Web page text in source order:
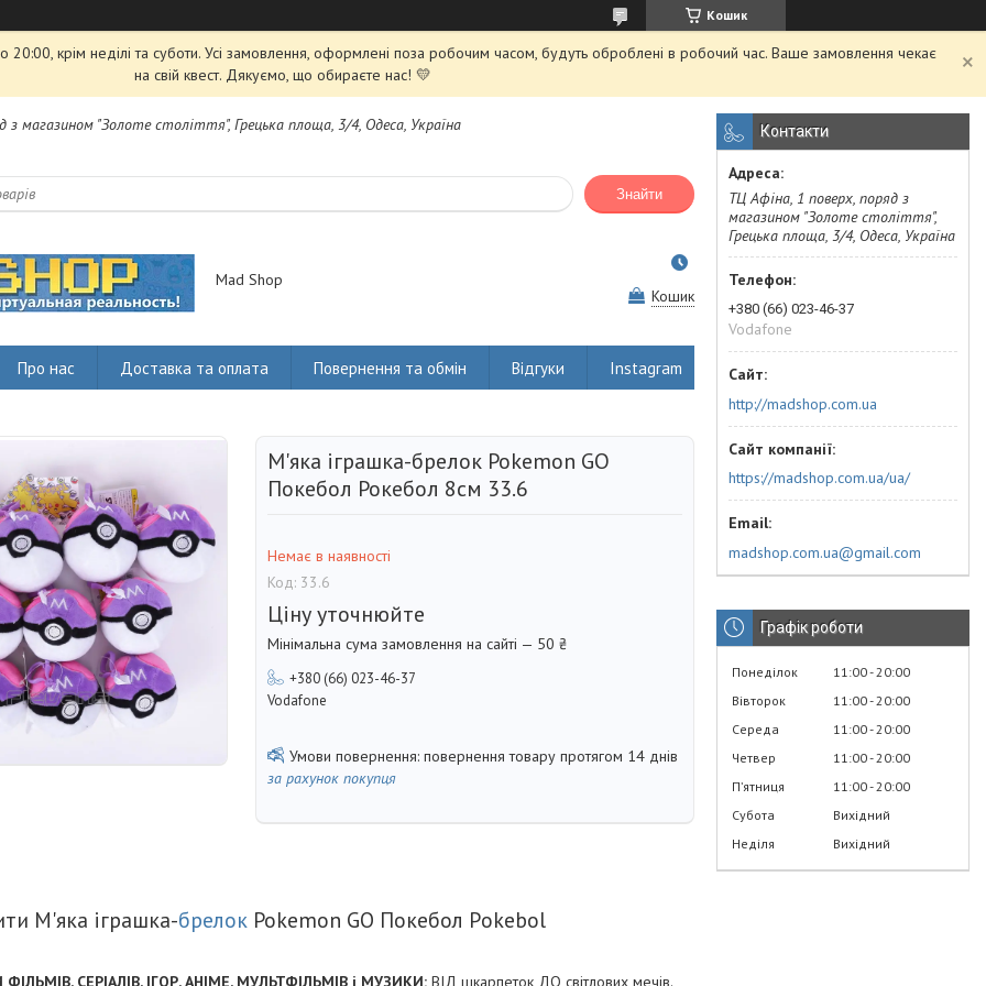
Кошик
крім неділі та суботи. Усі замовлення, оформлені поза робочим часом, будуть оброблені в робочий час. Ваше замовлення чекає
на свій квест. Дякуємо, що обираєте нас! 💛
з магазином "Золоте століття", Грецька площа, 3/4, Одеса, Україна
Знайти
Mad Shop
Кошик
Про нас Доставка та оплата Повернення та обмін Відгуки Instagram
М'яка іграшка-брелок Pokemon GO
Покебол Рокебол 8см 33.6
Немає в наявності
Код: 33.6
Ціну уточнюйте
Мінімальна сума замовлення на сайті — 50 ₴
+380 (66) 023-46-37
Vodafone
повернення товару протягом 14 днів
за рахунок покупця
М'яка іграшка-брелок Pokemon GO Покебол Рokebol
СЕРІАЛІВ, ІГОР, АНІМЕ, МУЛЬТФІЛЬМІВ і МУЗИКИ:ВІД шкарпеток ДО світлових мечів.
Контакти
ТЦ Афіна, 1 поверх, поряд з
магазином "Золоте століття",
Грецька площа, 3/4, Одеса, Україна
+380 (66) 023-46-37
Vodafone
http://madshop.com.ua
https://madshop.com.ua/ua/
madshop.com.ua@gmail.com
Графік роботи
Понеділок 11:00 20:00
Вівторок
11:00 20:00
Середа
11:00 20:00
Четвер
11:00 20:00
Пʼятниця
11:00 20:00
Субота
Вихідний
Неділя
Вихідний